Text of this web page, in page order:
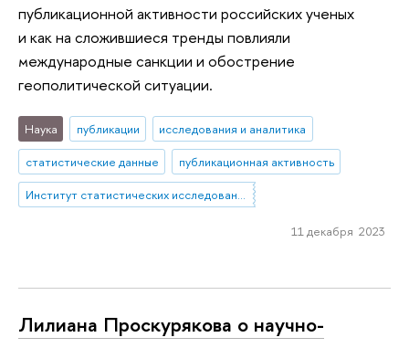
публикационной активности российских ученых
и как на сложившиеся тренды повлияли
международные санкции и обострение
геополитической ситуации.
Наука публикации
исследования и аналитика
статистические данные
публикационная активность
Институт статистических исследований и экономики знаний
11 декабря 2023
Лилиана Проскурякова о научно-